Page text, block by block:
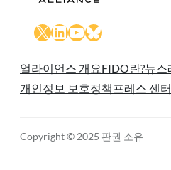
X LinkedIn
YouTube
Bluesky
얼라이언스 개요FIDO란?뉴스
개인정보 보호정책 프레스 센터
Copyright © 2025 판권 소유